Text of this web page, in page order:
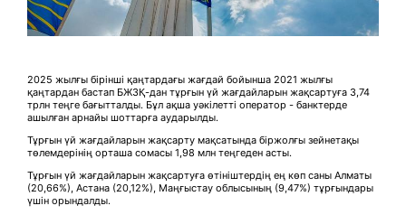
2025 жылғы бірінші қаңтардағы жағдай бойынша 2021 жылғы
қаңтардан бастап БЖЗҚ-дан тұрғын үй жағдайларын жақсартуға 3,74
трлн теңге бағытталды. Бұл ақша уәкілетті оператор - банктерде
ашылған арнайы шоттарға аударылды.
Тұрғын үй жағдайларын жақсарту мақсатында біржолғы зейнетақы
төлемдерінің орташа сомасы 1,98 млн теңгеден асты.
Тұрғын үй жағдайларын жақсартуға өтініштердің ең көп саны Алматы
(20,66%), Астана (20,12%), Маңғыстау облысының (9,47%) тұрғындары
үшін орындалды.